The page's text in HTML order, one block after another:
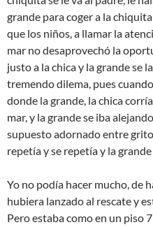
grande para coger a la
que los niños, a llamar la
mar no desaprovechó la
justo a la chica y la grande se
tremendo dilema, pues
donde la grande, la chica
mar, y la grande se iba
supuesto adornado entre
repetía y se repetía y la
Yo no podía hacer mucho, de
hubiera lanzado al rescate y
Pero estaba como en un piso